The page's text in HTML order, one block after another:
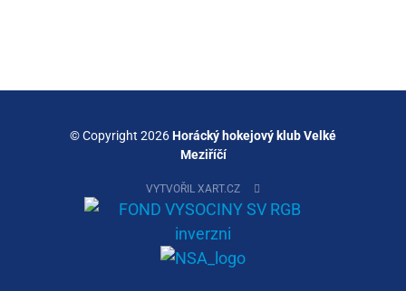
© Copyright 2026Horácký hokejový klub Velké
Meziříčí
VYTVOŘIL XART.CZ